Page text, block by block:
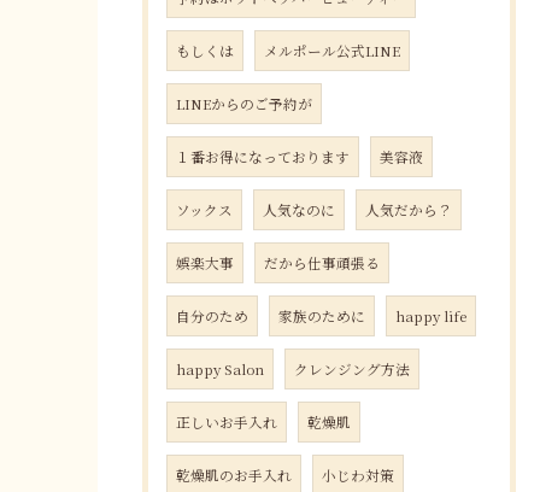
もしくは メルポール公式LINE
LINEからのご予約が
１番お得になっております 美容液
ソックス 人気なのに 人気だから？
娯楽大事 だから仕事頑張る
自分のため 家族のために happy life
happy Salon クレンジング方法
正しいお手入れ 乾燥肌
乾燥肌のお手入れ 小じわ対策